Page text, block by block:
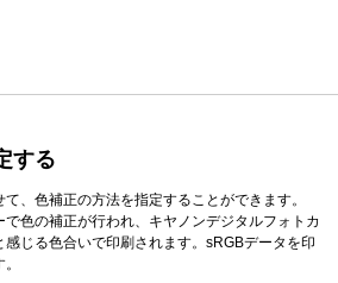
する
、色補正の方法を指定することができます。
色の補正が行われ、キヤノンデジタルフォトカ
感じる色合いで印刷されます。sRGBデータを印